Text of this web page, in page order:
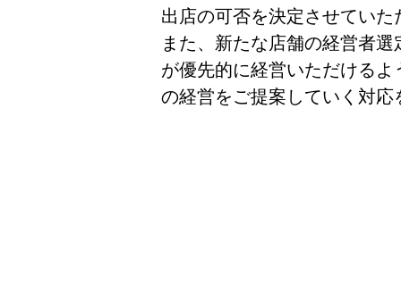
出店の可否を決定させていた
また、新たな店舗の経営者
が優先的に経営いただける
の経営をご提案していく対